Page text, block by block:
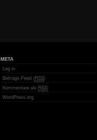
META
Log in
Beitrags-Feed (RSS)
Kommentare als RSS
WordPress.org